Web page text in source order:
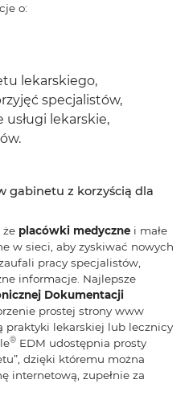
o:
lekarskiego,
specjalistów,
lekarskie,
gabinetu z korzyścią dla
że placówki medyczne i małe
w sieci, aby zyskiwać nowych
pracy specjalistów,
informacje. Najlepsze
Dokumentacji
prostej strony www
praktyki lekarskiej lub lecznicy
® EDM udostępnia prosty
dzięki któremu można
internetową, zupełnie za